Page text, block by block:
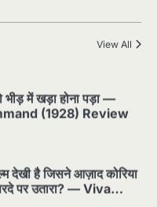
View All
में खड़ा होना पड़ा —
(1928) Review
देखी है जिसने आज़ाद कोरिया
रिव्यू”